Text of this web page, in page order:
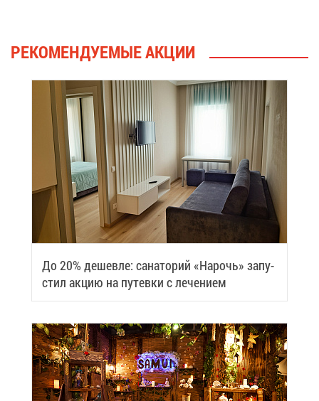
РЕ­КО­МЕН­ДУ­Е­МЫЕ АК­ЦИИ
До 20% де­шев­ле: са­на­то­рий «На­рочь» за­пу­
стил ак­цию на пу­тев­ки с ле­че­ни­ем